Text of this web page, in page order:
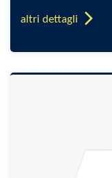
altri dettagli